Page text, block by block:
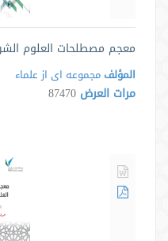
معجم مصطلحات العلوم
المؤلف مجموعه ای از علماء
مرات العرض 87470